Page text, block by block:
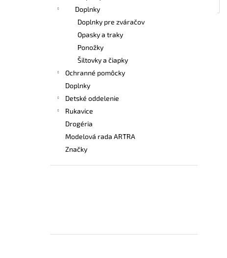
Doplnky
Doplnky pre zváračov
Opasky a traky
Ponožky
Šiltovky a čiapky
Ochranné pomôcky
Doplnky
Detské oddelenie
Rukavice
Drogéria
Modelová rada ARTRA
Značky